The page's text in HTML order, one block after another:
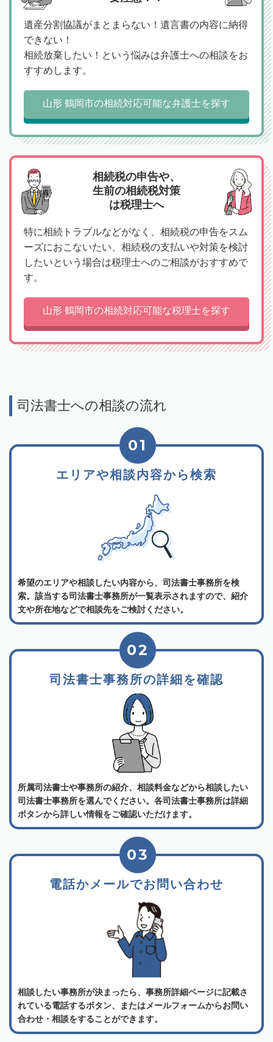
遺産分割協議がまとまらない！遺言書の内容に納得
できない！
相続放棄したい！という悩みは弁護士への相談をお
すすめします。
山形 鶴岡市の相続対応可能な弁護士を探す
相続税の申告や、
生前の相続税対策
は税理士へ
特に相続トラブルなどがなく、相続税の申告をスム
ーズにおこないたい、相続税の支払いや対策を検討
したいという場合は税理士へのご相談がおすすめで
す。
山形 鶴岡市の相続対応可能な税理士を探す
司法書士への相談の流れ
エリアや相談内容から検索
01
希望のエリアや相談したい内容から、司法書士事務所を検
索。該当する司法書士事務所が一覧表示されますので、紹介
文や所在地などで相談先をご検討ください。
司法書士事務所の詳細を確認
02
所属司法書士や事務所の紹介、相談料金などから相談したい
司法書士事務所を選んでください。各司法書士事務所は詳細
ボタンから詳しい情報をご確認いただけます。
電話かメールでお問い合わせ
03
相談したい事務所が決まったら、事務所詳細ページに記載さ
れている電話するボタン、またはメールフォームからお問い
合わせ・相談をすることができます。